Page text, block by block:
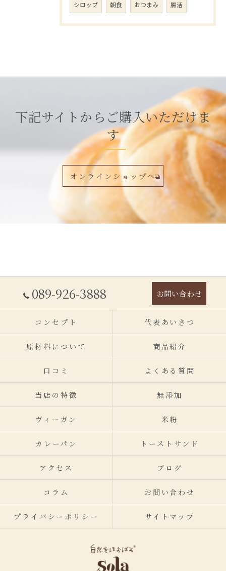
シロップ 朝食 おつまみ 腸活
下記サイトからご購入いただけま
す
オンラインショップへ
089-926-3888 お問い合わせ
コンセプト 代表あいさつ
原材料について 商品紹介
口コミ よくある質問
当店の特徴 無添加
ヴィーガン 米粉
カレーパン トーストサンド
アクセス ブログ
コラム お問い合わせ
プライバシーポリシー サイトマップ